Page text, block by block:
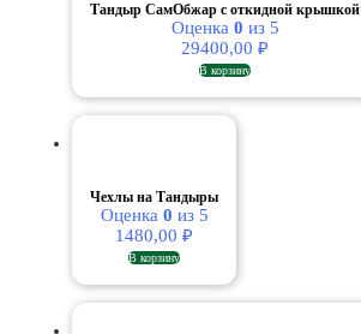
Тандыр СамОбжар с откидной крышкой
Оценка 0 из 5
29400,00 ₽
В корзину
Чехлы на Тандыры
Оценка 0 из 5
1480,00 ₽
В корзину